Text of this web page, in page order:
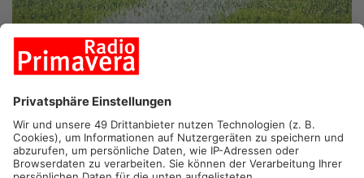
ASCHAFFENBURG/LAUFACH.Im Toto-Pokal steht heute die
zweite Runde auf dem Programm. Los geht’s mit der DJK Hain,